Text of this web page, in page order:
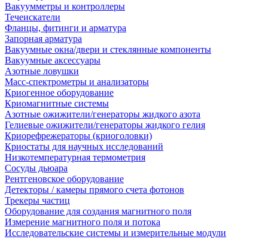
Вакуумметры и контроллеры
Течеискатели
Фланцы, фитинги и арматура
Запорная арматура
Вакуумные окна/двери и стеклянные компоненты
Вакуумные аксессуары
Азотные ловушки
Масс-спектрометры и анализаторы
Криогенное оборудование
Криомагнитные системы
Азотные ожижители/генераторы жидкого азота
Гелиевые ожижители/генераторы жидкого гелия
Криорефрежераторы (криоголовки)
Криостаты для научных исследований
Низкотемпературная термометрия
Сосуды дьюара
Рентгеновское оборудование
Детекторы / камеры прямого счета фотонов
Трекеры частиц
Оборудование для создания магнитного поля
Измерение магнитного поля и потока
Исследовательские системы и измерительные модули